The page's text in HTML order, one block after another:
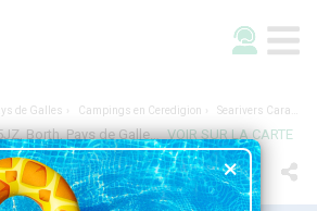
de Galles Campings en Ceredigion Searivers Caravan Park
de Galles | 3.5KM DE BORTH VOIR SUR LA CARTE
Park